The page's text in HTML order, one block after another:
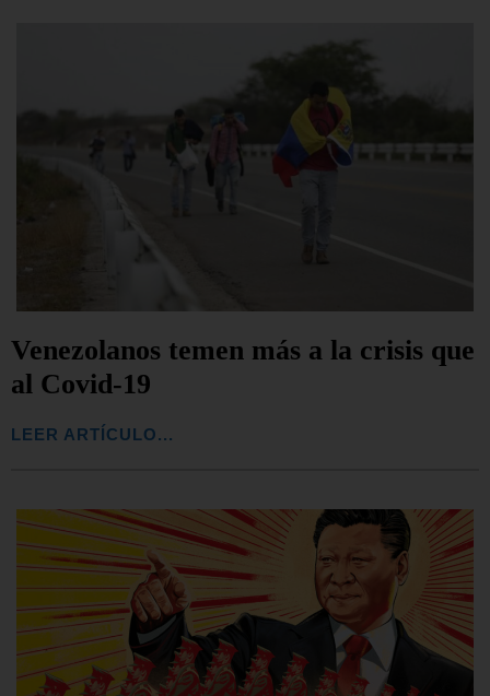
Venezolanos temen más a la crisis que
al Covid-19
LEER ARTÍCULO...